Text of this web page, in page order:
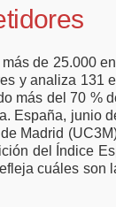
de 25.000
y analiza 131
más del 70 %
España, junio
Madrid
del Índice
cuáles son